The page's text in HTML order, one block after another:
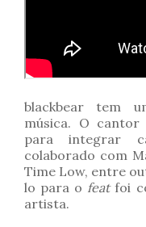
blackbear tem
música. O cantor
para integrar
colaborado com
Time Low, entre
lo para o featfoi
artista.